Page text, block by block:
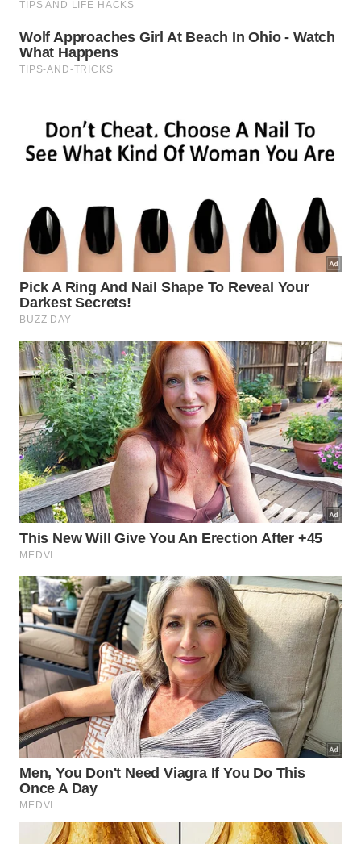
pode crescer bastante quando encontra boas
condições. Em vaso, retire galhos secos, ramos
desordenados e pontas muito longas, preservando a
formacompacta e a
florescimento mais intenso, evitando cortes
drásticos quando a planta está formando botões.
Ferramentas limpas reduzem risco de doenças, e
sem enfraquecer o
arbusto novaso
Na poda, vale seguir estas orientações:
Remova galhos secos, fracos ou cruzados.
Corte pontas longas para manter formato
compacto.
botões.
Use tesoura limpa e descarte folhas doentes.
Quais cuidados extras ajudam a
planta florescer?
Assim como outras opções para quem buscaflor
que perfuma toda a casa, a dama-da-noite precisa
de rotina estável. Luz, poda e rega correta são mais
importantes que excesso de aduboou trocas
constantes de lugar.
Também é importante manter a planta fora do
alcance de crianças e animais domésticos, pois suas
partes não devem ser ingeridas. Com vaso
adequado, ventilação e cuidado regular, ela perfuma
a varanda à noite e mantémflorespor mais tempo